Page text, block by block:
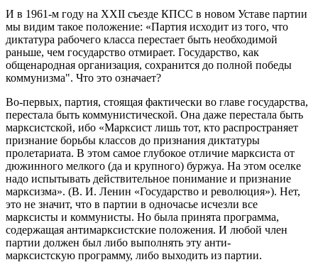
И в 1961-м году на ХХII съезде КПСС в новом Уставе партии
мы видим такое положение: «Партия исходит из того, что
диктатура рабочего класса перестает быть необходимой
раньше, чем государство отмирает. Государство, как
общенародная организация, сохранится до полной победы
коммунизма". Что это означает?
Во-первых, партия, стоящая фактически во главе государства,
перестала быть коммунистической. Она даже перестала быть
марксистской, ибо «Марксист лишь тот, кто распространяет
признание борьбы классов до признания диктатуры
пролетариата. В этом самое глубокое отличие марксиста от
дюжинного мелкого (да и крупного) буржуа. На этом оселке
надо испытывать действительное понимание и признание
марксизма». (В. И. Ленин «Государство и революция»). Нет,
это не значит, что в партии в одночасье исчезли все
марксисты и коммунисты. Но была принята программа,
содержащая антимарксистские положения. И любой член
партии должен был либо выполнять эту анти-
марксистскую программу, либо выходить из партии.